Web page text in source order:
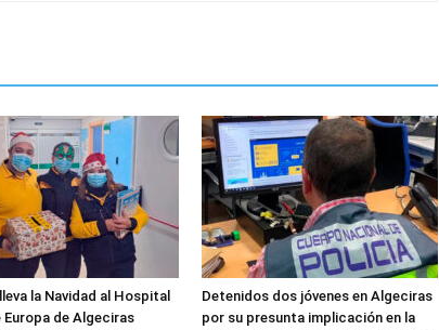
la Navidad al Hospital
Europa de Algeciras
Detenidos dos jóvenes en Algeciras
por su presunta implicación en la